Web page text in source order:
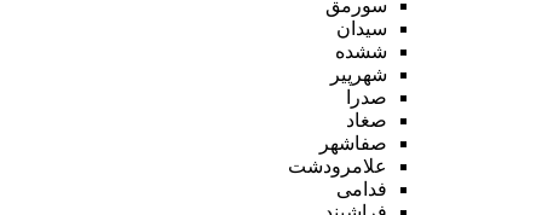
سورمق
سیدان
ششده
شهرپیر
صدرا
صغاد
صفاشهر
علامرودشت
فدامی